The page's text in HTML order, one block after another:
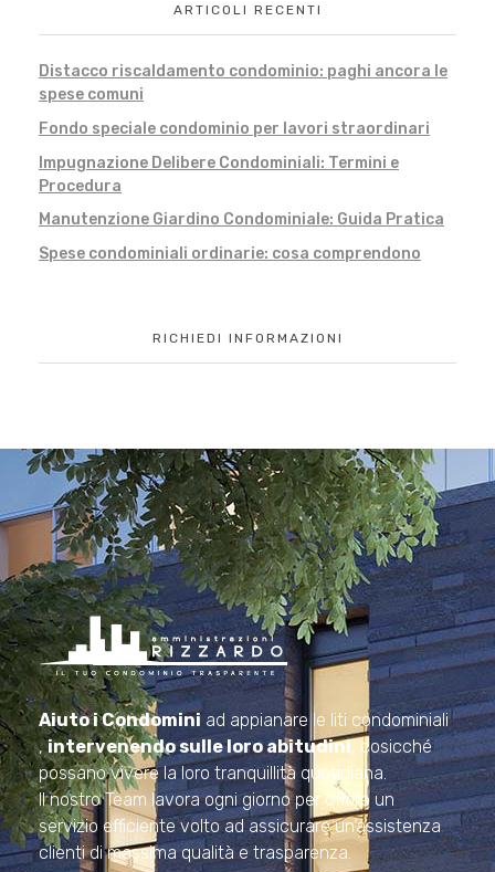
ARTICOLI RECENTI
Distacco riscaldamento condominio: paghi ancora le
spese comuni
Fondo speciale condominio per lavori straordinari
Impugnazione Delibere Condominiali: Termini e
Procedura
Manutenzione Giardino Condominiale: Guida Pratica
Spese condominiali ordinarie: cosa comprendono
RICHIEDI INFORMAZIONI
Amministrazioni Rizzardo
Il tuo condominio trasparente
Aiuto i Condominiad appianare le liti condominiali
,intervenendo sulle loro abitudini, cosicché
possano vivere la loro tranquillità quotidiana.
Il nostro Team lavora ogni giorno per offrire un
servizio efficiente volto ad assicurare un’assistenza
clienti di massima qualità e trasparenza.